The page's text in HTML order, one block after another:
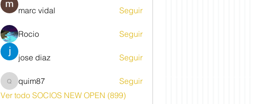
marc vidal Seguir
Rocio Seguir
jose diaz Seguir
quim87quim87
Seguir
Ver todo SOCIOS NEW OPEN (899)